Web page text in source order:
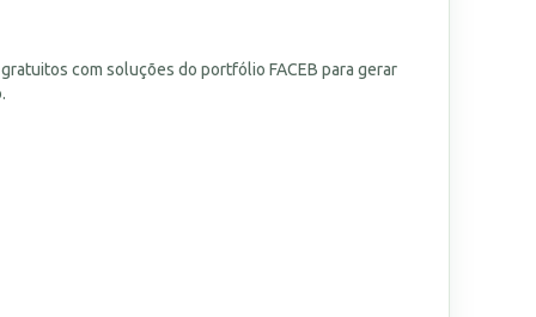
com soluções do portfólio FACEB para gerar